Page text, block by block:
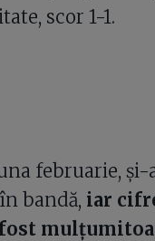
scor 1-1.
februarie,
bandă, iar